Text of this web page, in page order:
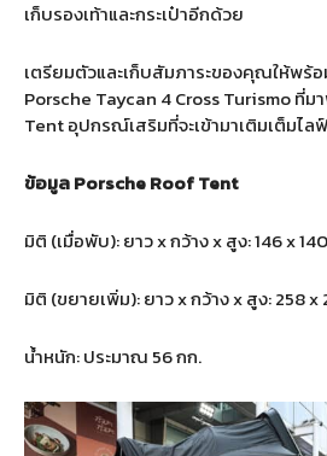
เก็บรองเท้าและกระเป๋าอีกด้วย
เตรียมตัวและเก็บสัมภาระของคุณให้พร้
Porsche Taycan 4 Cross Turismo ที่
Tent อุปกรณ์เสริมที่จะเข้ามาเติมเต็มไ
ข้อมูลPorsche Roof Tent
มิติ (เมื่อพับ): ยาว x กว้าง x สูง: 146 x
มิติ (ขยายเพิ่ม): ยาว x กว้าง x สูง: 258 x
น้ำหนัก: ประมาณ 56 กก.